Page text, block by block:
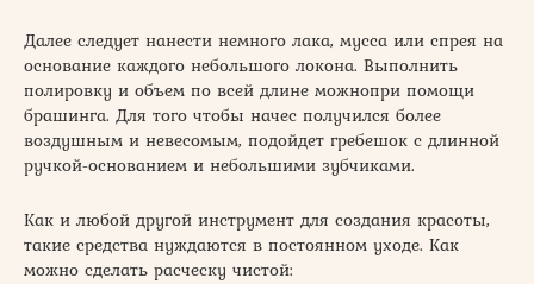
Далее следует нанести немного лака, мусса или спрея на
основание каждого небольшого локона. Выполнить
полировку и объем по всей длине можнопри помощи
брашинга. Для того чтобы начес получился более
воздушным и невесомым, подойдет гребешок с длинной
ручкой-основанием и небольшими зубчиками.
Как и любой другой инструмент для создания красоты,
такие средства нуждаются в постоянном уходе. Как
можно сделать расческу чистой: